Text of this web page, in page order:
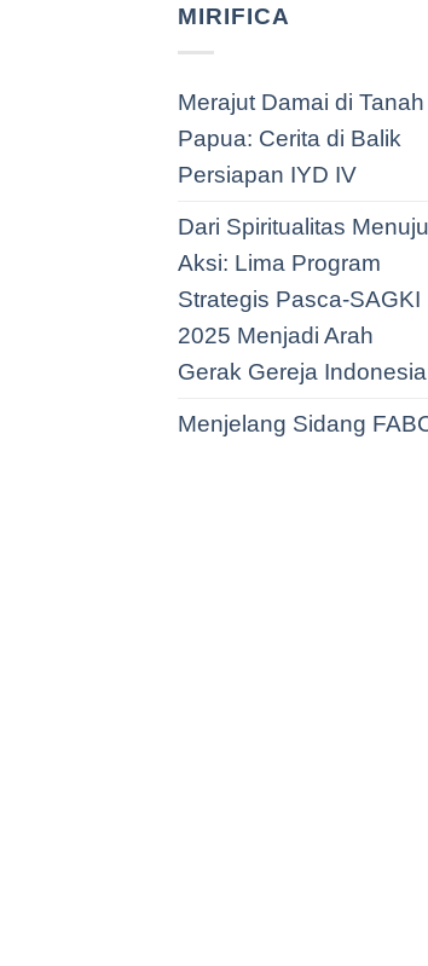
MIRIFICA
Merajut Damai di Tanah
Papua: Cerita di Balik
Persiapan IYD IV
Dari Spiritualitas Menuju
Aksi: Lima Program
Strategis Pasca-SAGKI
2025 Menjadi Arah
Gerak Gereja Indonesia
Menjelang Sidang